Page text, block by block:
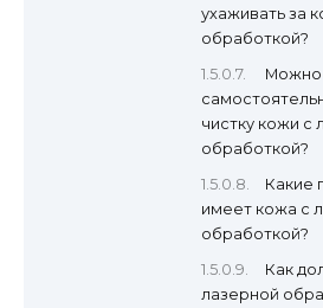
ухаживать за
обработкой?
Можно
чистку кожи с
обработкой?
Какие
имеет кожа с
обработкой?
Как
лазерной